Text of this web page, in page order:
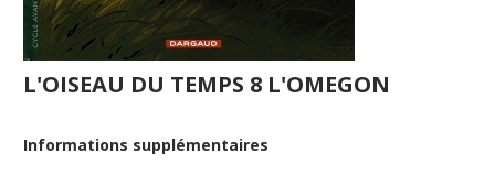
L'OISEAU DU TEMPS 8 L'OMEGON
Informations supplémentaires